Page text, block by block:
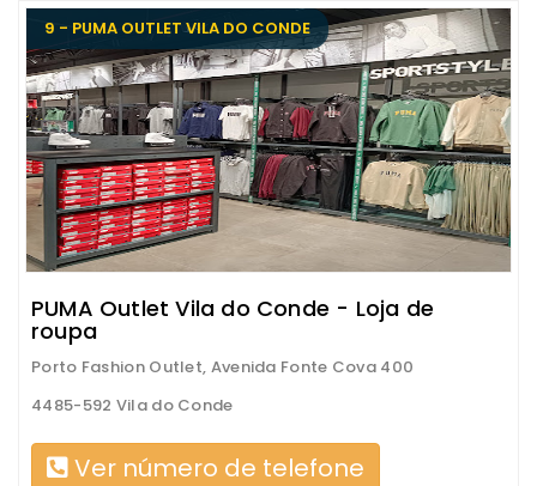
9 - PUMA OUTLET VILA DO CONDE
PUMA Outlet Vila do Conde - Loja de
roupa
Porto Fashion Outlet, Avenida Fonte Cova 400
4485-592 Vila do Conde
Ver número de telefone